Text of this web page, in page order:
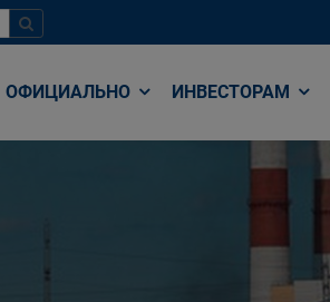
ОФИЦИАЛЬНО ИНВЕСТОРАМ